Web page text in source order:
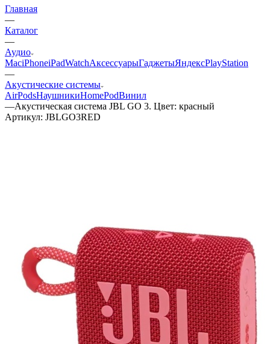
Главная
—
Каталог
—
Аудио
MaciPhoneiPadWatchАксессуарыГаджетыЯндексPlayStation
—
Акустические системы
AirPodsНаушникиHomePodВинил
—Акустическая система JBL GO 3. Цвет: красный
Артикул: JBLGO3RED